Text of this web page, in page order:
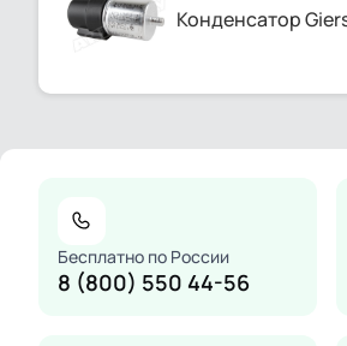
Конденсатор
Бесплатно по России
8 (800) 550 44-56